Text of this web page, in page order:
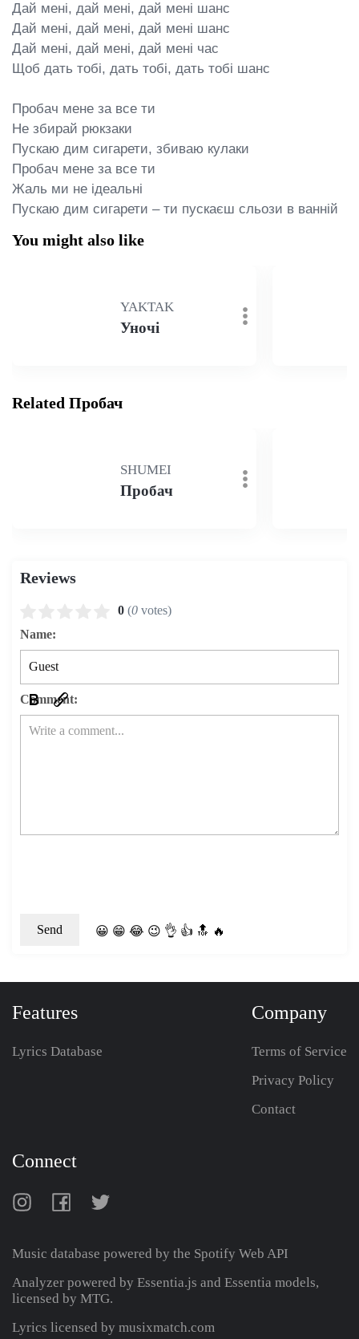
Дай мені, дай мені, дай мені шанс
Дай мені, дай мені, дай мені шанс
Дай мені, дай мені, дай мені час
Щоб дать тобі, дать тобі, дать тобі шанс
Пробач мене за все ти
Не збирай рюкзаки
Пускаю дим сигарети, збиваю кулаки
Пробач мене за все ти
Жаль ми не ідеальні
Пускаю дим сигарети – ти пускаєш сльози в ванній
You might also like
YAKTAK
Уночі
Related Пробач
SHUMEI
Пробач
Reviews
0 (0 votes)
Name:
Comment:
😀 😁 😂 😉 👌 👍 🔝 🔥
Features
Lyrics Database
Company
Terms of Service
Privacy Policy
Contact
Connect
Music database powered by the Spotify Web API
Analyzer powered by Essentia.js and Essentia models,
licensed by MTG.
Lyrics licensed by musixmatch.com